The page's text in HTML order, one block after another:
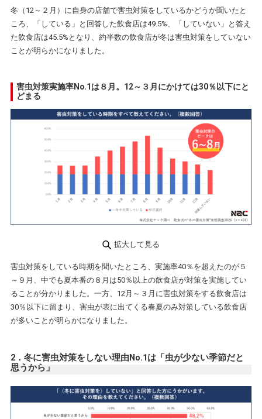
冬（12～２月）に自身の店舗で害虫対策をしているかどうか聞いたと
ころ、「している」と回答した飲食店は49.5%、「していない」と答え
た飲食店は45.5%となり、約半数の飲食店が冬は害虫対策をしていない
ことが明らかになりました。
害虫対策実施率No.1は８月。12～３月にかけては30％以下にと
どまる
拡大して見る
害虫対策をしている時期を聞いたところ、実施率40％を超えたのが５
～９月、中でも夏本番の８月は50％以上の飲食店が対策を実施してい
ることが分かりました。一方、12月～３月に害虫対策をする飲食店は
30％以下に留まり、害虫が表に出てくる春夏のみ対策している飲食店
が多いことが明らかになりました。
2．冬に害虫対策をしない理由No.1は「虫が少ない季節だと
思うから」